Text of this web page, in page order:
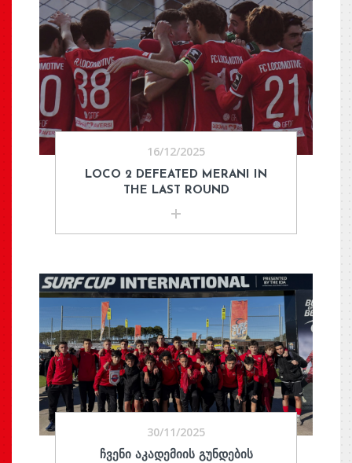
16/12/2025
LOCO 2 DEFEATED MERANI IN
THE LAST ROUND
30/11/2025
ᲩᲕᲔᲜᲘ ᲐᲙᲐᲓᲔᲛᲘᲘᲡ ᲒᲣᲜᲓᲔᲑᲘᲡ